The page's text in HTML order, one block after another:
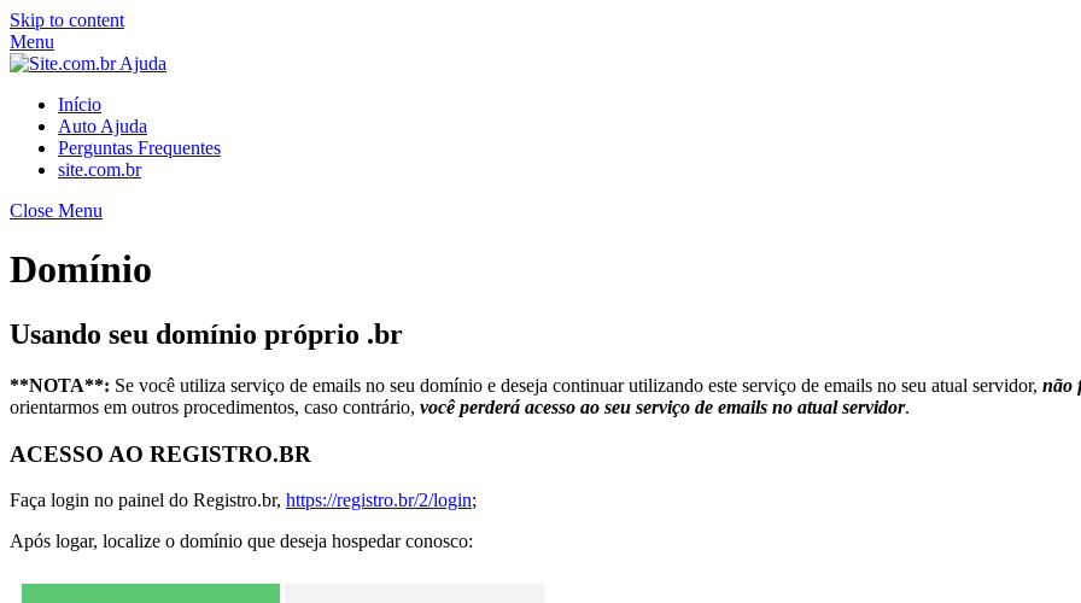
Skip to content
Menu
Início
Auto Ajuda
Perguntas Frequentes
site.com.br
Close Menu
Domínio
Usando seu domínio próprio .br
**NOTA**: Se você utiliza serviço de emails no seu domínio e deseja continuar utilizando este serviço de emails no seu atual servidor, não
orientarmos em outros procedimentos, caso contrário, você perderá acesso ao seu serviço de emails no atual servidor.
ACESSO AO REGISTRO.BR
Faça login no painel do Registro.br, https://registro.br/2/login;
Após logar, localize o domínio que deseja hospedar conosco: